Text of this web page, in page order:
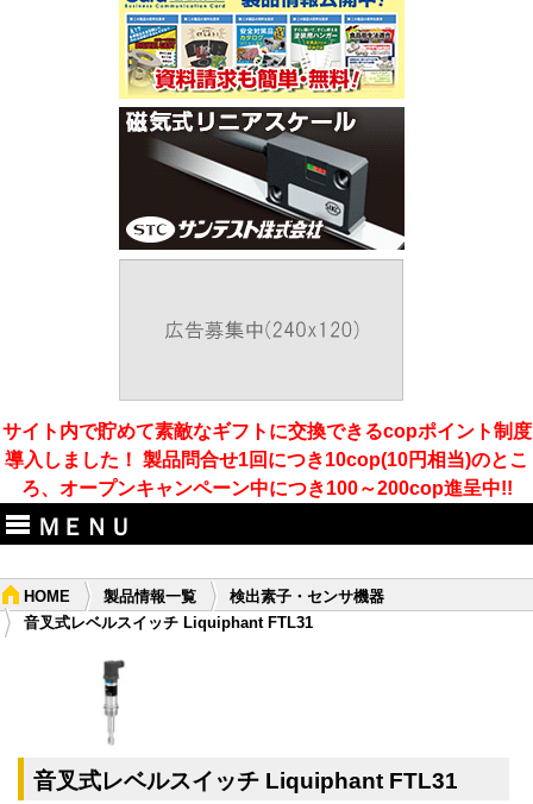
サイト内で貯めて素敵なギフトに交換できるcopポイント制度
導入しました！ 製品問合せ1回につき10cop(10円相当)のとこ
ろ、オープンキャンペーン中につき100～200cop進呈中!!
ＭＥＮＵ
HOME 製品情報一覧
検出素子・センサ機器
音叉式レベルスイッチ Liquiphant FTL31
音叉式レベルスイッチ Liquiphant FTL31